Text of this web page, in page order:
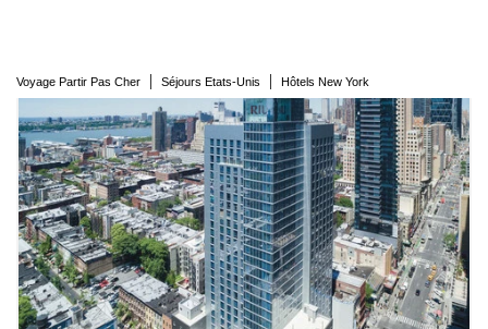
Voyage Partir Pas Cher | Séjours Etats-Unis | Hôtels New York